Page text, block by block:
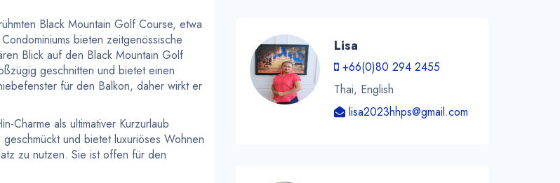
Black Mountain Golf Course, etwa
bieten zeitgenössische
Blick auf den Black Mountain Golf
geschnitten und bietet einen
für den Balkon, daher wirkt er
Charme als ultimativer Kurzurlaub
und bietet luxuriöses Wohnen
zu nutzen. Sie ist offen für den
Lisa
+66(0)80 294 2455
Thai, English
lisa2023hhps@gmail.com